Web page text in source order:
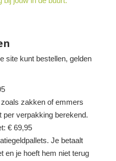
site kunt bestellen, gelden
zakken of emmers
per verpakking berekend.
€ 69,95
Je betaalt
en je hoeft hem niet terug